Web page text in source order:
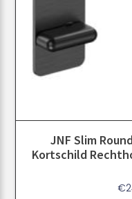
JNF Slim
Kortschild
€